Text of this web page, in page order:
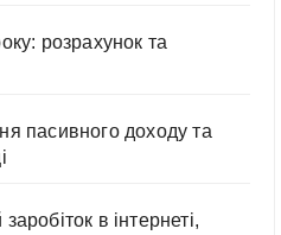
розрахунок та
пасивного доходу та
в інтернеті,